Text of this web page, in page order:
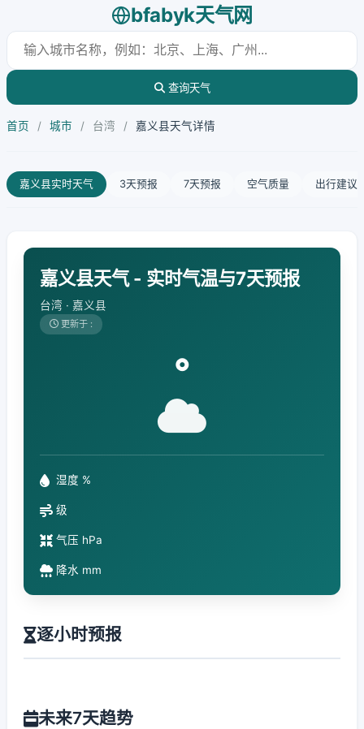
bfabyk天气网
查询天气
首页 / 城市 / 台湾 / 嘉义县天气详情
嘉义县实时天气 3天预报 7天预报 空气质量 出行建议
嘉义县天气 - 实时气温与7天预报
台湾 · 嘉义县
更新于 :
°
湿度 %
级
气压 hPa
降水 mm
逐小时预报
未来7天趋势